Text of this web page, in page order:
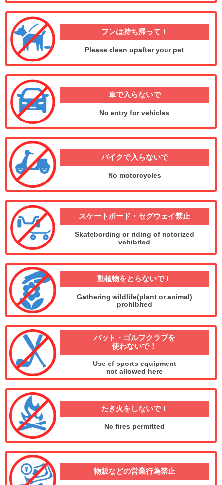
フンは持ち帰って！
Please clean upafter your pet
車で入らないで
No entry for vehicles
バイクで入らないで
No motorcycles
スケートボード ・ セグウェイ禁止
Skatebording or riding of notorized
vehibited
動植物をとらないで！
Gathering wildlife(plant or animal)
prohibited
バット・ゴルフクラブを
使わないで！
Use of sports equipment
not allowed here
たき火をしないで！
No fires permitted
物販などの営業行為禁止